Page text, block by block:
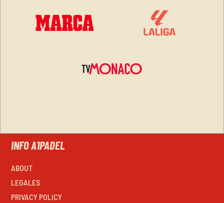
INFO A1PADEL
ABOUT
LEGALES
PRIVACY POLICY